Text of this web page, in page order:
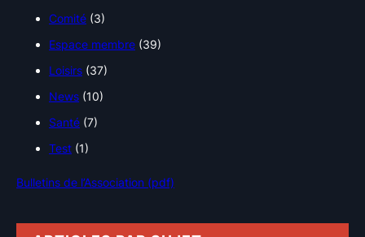
Comité (3)
Espace membre (39)
Loisirs (37)
News (10)
Santé (7)
Test (1)
Bulletins de l’Association (pdf)